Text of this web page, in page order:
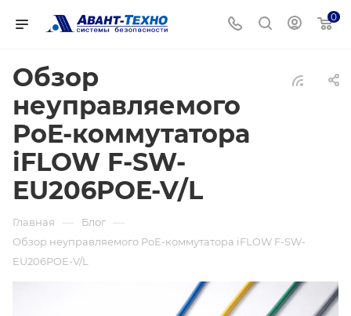
0
Обзор
неуправляемого
PoE-коммутатора
iFLOW F-SW-
EU206POE-V/L
Главная — Блог —
Обзор неуправляемого PoE-коммутатора iFLOW F-SW-
EU206POE-V/L